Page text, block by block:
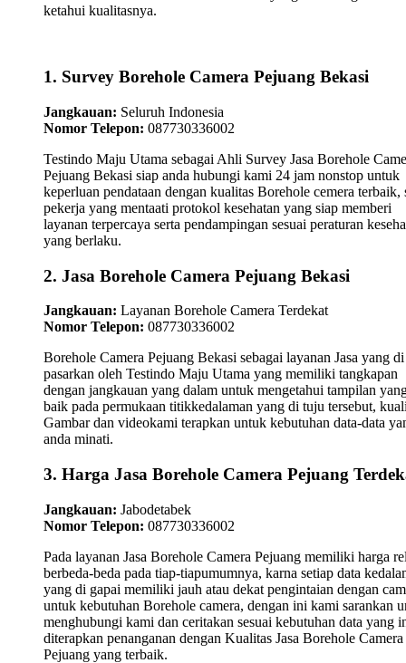
ketahui kualitasnya.
1. Survey Borehole Camera Pejuang Bekasi
Jangkauan: Seluruh Indonesia
Nomor Telepon: 087730336002
Testindo Maju Utama sebagai Ahli Survey Jasa Borehole
Pejuang Bekasi siap anda hubungi kami 24 jam nonstop untuk
keperluan pendataan dengan kualitas Borehole cemera terbaik,
pekerja yang mentaati protokol kesehatan yang siap memberi
layanan terpercaya serta pendampingan sesuai peraturan
yang berlaku.
2. Jasa Borehole Camera Pejuang Bekasi
Jangkauan: Layanan Borehole Camera Terdekat
Nomor Telepon: 087730336002
Borehole Camera Pejuang Bekasi sebagai layanan Jasa yang di
pasarkan oleh Testindo Maju Utama yang memiliki tangkapan
dengan jangkauan yang dalam untuk mengetahui tampilan
baik pada permukaan titikkedalaman yang di tuju tersebut,
Gambar dan videokami terapkan untuk kebutuhan data-data
anda minati.
3. Harga Jasa Borehole Camera Pejuang
Jangkauan: Jabodetabek
Nomor Telepon: 087730336002
Pada layanan Jasa Borehole Camera Pejuang memiliki harga
berbeda-beda pada tiap-tiapumumnya, karna setiap data
yang di gapai memiliki jauh atau dekat pengintaian dengan
untuk kebutuhan Borehole camera, dengan ini kami sarankan
menghubungi kami dan ceritakan sesuai kebutuhan data yang
diterapkan penanganan dengan Kualitas Jasa Borehole Camera
Pejuang yang terbaik.